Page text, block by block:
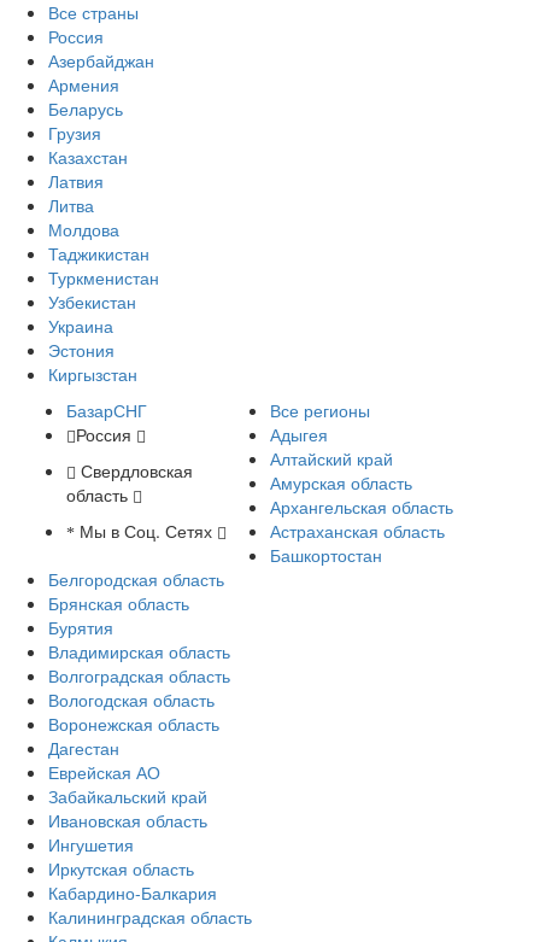
Все страны
Россия
Азербайджан
Армения
Беларусь
Грузия
Казахстан
Латвия
Литва
Молдова
Таджикистан
Туркменистан
Узбекистан
Украина
Эстония
Киргызстан
БазарСНГ
Россия
Свердловская
область
Мы в Соц. Сетях
Все регионы
Адыгея
Алтайский край
Амурская область
Архангельская область
Астраханская область
Башкортостан
Белгородская область
Брянская область
Бурятия
Владимирская область
Волгоградская область
Вологодская область
Воронежская область
Дагестан
Еврейская АО
Забайкальский край
Ивановская область
Ингушетия
Иркутская область
Кабардино-Балкария
Калининградская область